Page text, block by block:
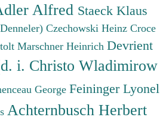
Alfred Staeck Klaus
Czechowski Heinz Croce
Marschner Heinrich Devrient
i. Christo Wladimirow
George Feininger Lyonel
Achternbusch Herbert